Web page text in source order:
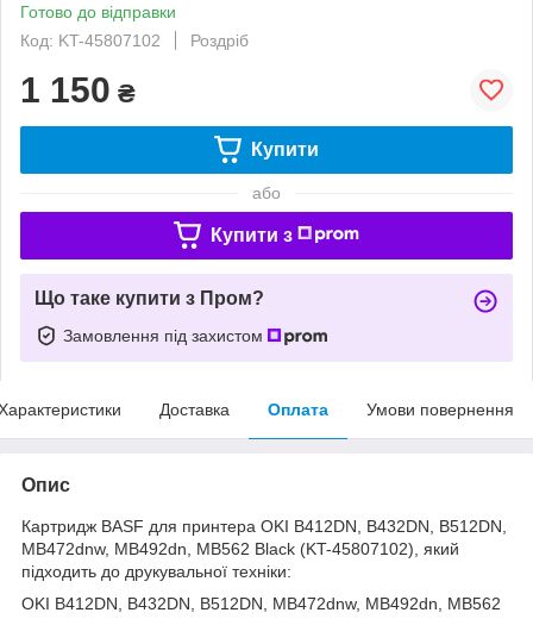
Готово до відправки
Код: KT-45807102
Роздріб
1 150 ₴
Купити
або
Купити з
Що таке купити з Пром?
Замовлення під захистом
Доставка Оплата Умови повернення
Опис
Картридж BASF для принтера OKI B412DN, B432DN, B512DN,
MB472dnw, MB492dn, MB562 Black (KT-45807102), який
підходить до друкувальної техніки:
OKI B412DN, B432DN, B512DN, MB472dnw, MB492dn, MB562